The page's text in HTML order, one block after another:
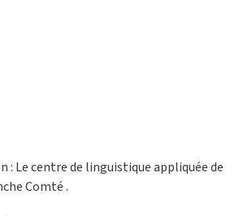
: Le centre de linguistique appliquée de
Comté .